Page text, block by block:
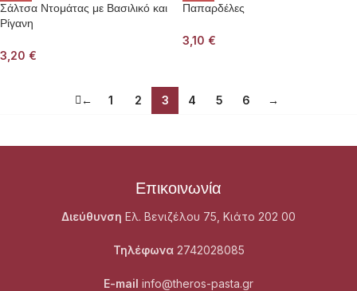
Σάλτσα Ντομάτας με Βασιλικό και
Ρίγανη
3,20 €
Παπαρδέλες
3,10 €
← 1 2 3 4 5 6 →
Επικοινωνία
Διεύθυνση Ελ. Βενιζέλου 75, Κιάτο 202 00
Τηλέφωνα 2742028085
E-mail info@theros-pasta.gr